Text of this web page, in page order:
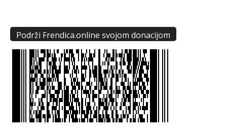
Podrži Frendica.online svojom donacijom